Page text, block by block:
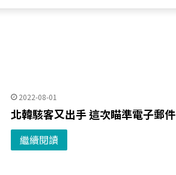
2022-08-01
北韓駭客又出手 這次瞄準電子郵件
繼續閱讀